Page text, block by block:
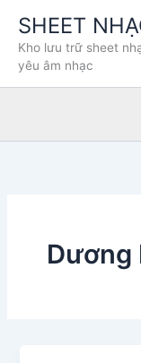
dung
SHEET
Kho lưu trữ sheet
yêu âm nhạc
Dương